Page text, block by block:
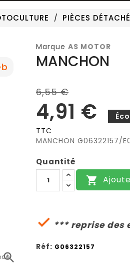
PIÈCES

Marque AS MOTOR
MANCHON
6,55 €
4,91 €
TTC
MANCHON G06322157/
Quantité

 *** reprise des
Réf: G06322157